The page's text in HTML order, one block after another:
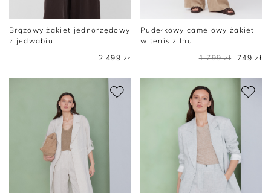
Brązowy żakiet jednorzędowy
z jedwabiu
2 499 zł
Pudełkowy camelowy żakiet
w tenis z lnu
1 799 zł
749 zł